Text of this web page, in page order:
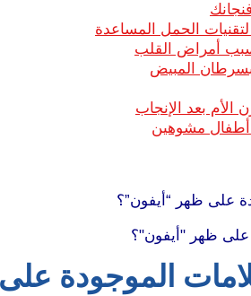
لتقنيات الحمل المساعدة
أمراض القلب
بسرطان المبيض
الأم بعد الإنجاب
أطفال مشوهين
على ظهر "أيفون"؟
الموجودة